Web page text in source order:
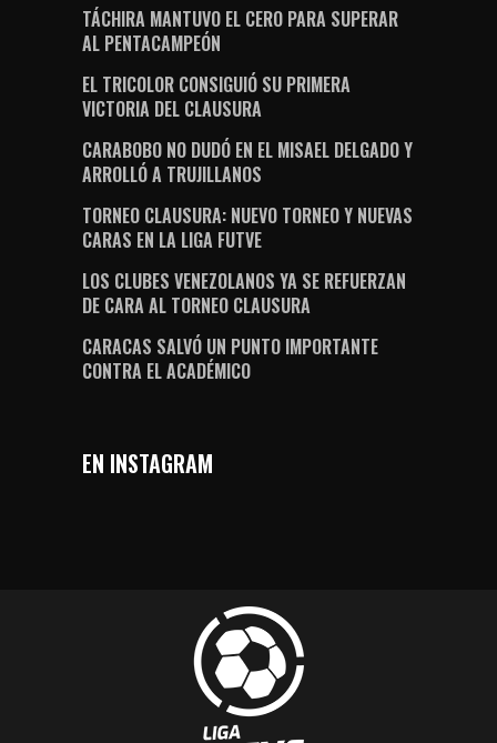
TÁCHIRA MANTUVO EL CERO PARA SUPERAR
AL PENTACAMPEÓN
EL TRICOLOR CONSIGUIÓ SU PRIMERA
VICTORIA DEL CLAUSURA
CARABOBO NO DUDÓ EN EL MISAEL DELGADO Y
ARROLLÓ A TRUJILLANOS
TORNEO CLAUSURA: NUEVO TORNEO Y NUEVAS
CARAS EN LA LIGA FUTVE
LOS CLUBES VENEZOLANOS YA SE REFUERZAN
DE CARA AL TORNEO CLAUSURA
CARACAS SALVÓ UN PUNTO IMPORTANTE
CONTRA EL ACADÉMICO
EN INSTAGRAM